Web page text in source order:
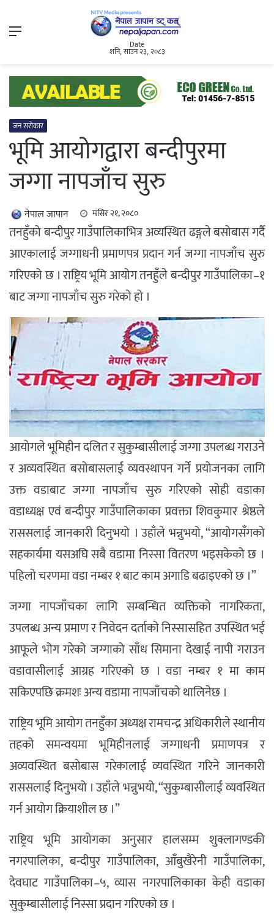
Menu
Date
शनि, साउन २३, २०८३
जन सरोकार
भूमि आयोगद्वारा बन्दीपुरमा
जग्गा नापजाँच सुरु
नेपाल जापान मंसिर २१, २०८०
तनहुँको बन्दीपुर गाउँपालिकाभित्र अव्यस्थित ढङ्गले बसोबास गर्दै
आएकालाई जग्गाधनी प्रमाणपत्र प्रदान गर्न जग्गा नापजाँच सुरु
गरिएको छ । राष्ट्रिय भूमि आयोग तनहुँले बन्दीपुर गाउँपालिका–१
बाट जग्गा नापजाँच सुरु गरेको हो ।
आयोगले भूमिहीन दलित र सुकुम्बासीलाई जग्गा उपलब्ध गराउने
र अव्यवस्थित बसोबासलाई व्यवस्थापन गर्ने प्रयोजनका लागि
उक्त वडाबाट जग्गा नापजाँच सुरु गरिएको सोही वडाका
वडाध्यक्ष एवं बन्दीपुर गाउँपालिकाका प्रवक्ता शिवकुमार श्रेष्ठले
राससलाई जानकारी दिनुभयो । उहाँले भन्नुभयो, “आयोगसँगको
सहकार्यमा यसअघि सबै वडामा निस्सा वितरण भइसकेको छ ।
पहिलो चरणमा वडा नम्बर १ बाट काम अगाडि बढाइएको छ ।”
जग्गा नापजाँचका लागि सम्बन्धित व्यक्तिको नागरिकता,
उपलब्ध अन्य प्रमाण र निवेदन दर्ताको निस्सासहित उपस्थित भई
आफूले भोग गरेको जग्गाको साँध सिमाना देखाई नापी गराउन
वडावासीलाई आग्रह गरिएको छ । वडा नम्बर १ मा काम
सकिएपछि क्रमशः अन्य वडामा नापजाँचको थालिनेछ ।
राष्ट्रिय भूमि आयोग तनहुँका अध्यक्ष रामचन्द्र अधिकारीले स्थानीय
तहको समन्वयमा भूमिहीनलाई जग्गाधनी प्रमाणपत्र र
अव्यवस्थित बसोबास गरेकालाई व्यवस्थित गरिने जानकारी
राससलाई दिनुभयो । उहाँले भन्नुभयो, “सुकुम्बासीलाई व्यवस्थित
गर्न आयोग क्रियाशील छ ।”
राष्ट्रिय भूमि आयोगका अनुसार हालसम्म शुक्लागण्डकी
नगरपालिका, बन्दीपुर गाउँपालिका, आँबुखैरेनी गाउँपालिका,
देवघाट गाउँपालिका–५, व्यास नगरपालिकाका केही वडाका
सुकुम्बासीलाई निस्सा प्रदान गरिएको छ ।